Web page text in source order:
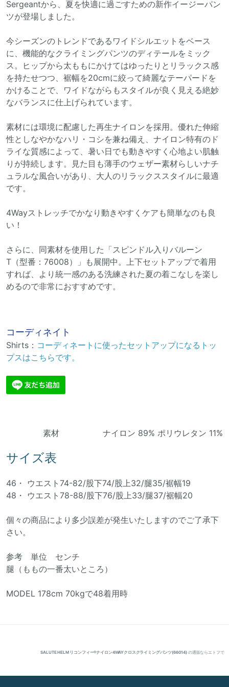
Sergeantから、夏を快適に過ごすための新作イージーパン
ツが登場しました。
今シーズンのトレンドであるワイドシルエットをベース
に、機能的なクライミングパンツのディテールをミック
ス。ヒップから太ももにかけてはゆったりとリラックス感
を持たせつつ、裾幅を20cmに絞って綺麗なテーパードを
かけることで、ワイドながらもスタイルが良く見える絶妙
なバランスに仕上げられています。
素材には環境に配慮した再生ナイロンを採用。優れた伸縮
性としなやかなハリ・コシを兼ね備え、ナイロン特有のド
ライな質感によって、暑い日でも動きやすく心地よい肌触
りが持続します。見た目も薄手のウェザー素材らしいナチ
ュラルな風合いがあり、大人のリラックススタイルに最適
です。
4Wayストレッチでかなり動きやすくケアも簡単なのも良
い！
さらに、同素材を使用した「スピンドル入りバルーン
T（型番：76008）」も展開中。上下セットアップで着用
すれば、より統一感のある洗練された夏の着こなしを楽し
めるので非常におすすめです。
コーディネイト
Shirts： コーディネートに使ったセットアップになるトッ
プスはこちらです。
素材 ナイロン 89% ポリウレタン 11%
サイズ表
46・ ウエスト74-82/股下74/股上32/腿35/裾幅19
48・ ウエスト78-88/股下76/股上33/腿37/裾幅20
個々の商品により多少誤差が発生いたしますのでご了承下
さい。
参考 単位 センチ
腿（ももの一番太いところ）
MODEL 178cm 70kgで48着用時
SALUTE HELM リコンフィー®︎ナイロン4WAYクロスクライミングパンツ(66014) の通販ならエトフで